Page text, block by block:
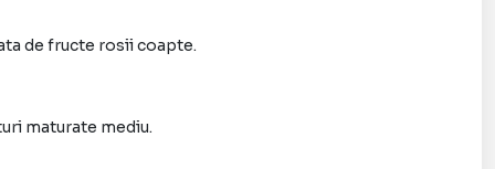
de fructe rosii coapte.
maturate mediu.